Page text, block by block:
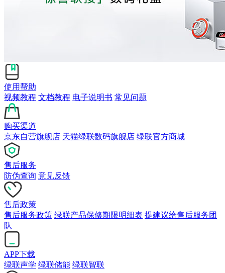
使用帮助
视频教程 文档教程 电子说明书 常见问题
购买渠道
京东自营旗舰店 天猫绿联数码旗舰店 绿联官方商城
售后服务
防伪查询 意见反馈
售后政策
售后服务政策 绿联产品保修期限明细表 提建议给售后服务团
队
APP下载
绿联声学 绿联储能 绿联智联